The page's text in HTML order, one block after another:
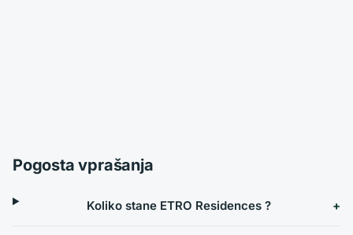
Pogosta vprašanja
Koliko stane ETRO Residences ?